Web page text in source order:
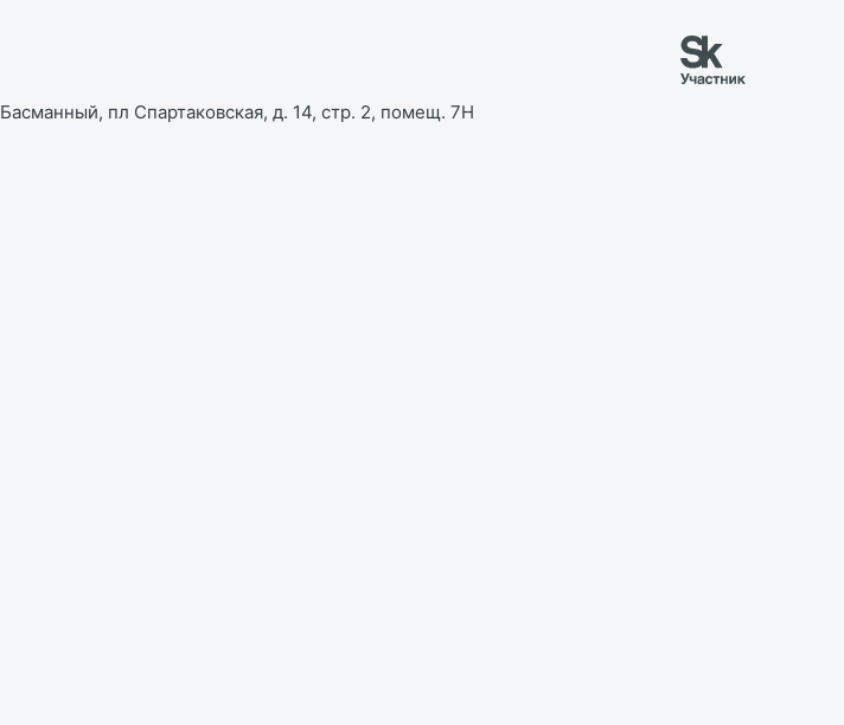
пл Спартаковская, д. 14, стр. 2, помещ. 7Н